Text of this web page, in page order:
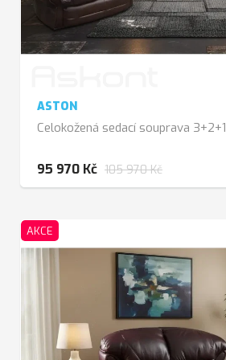
ASTON
Celokožená sedací souprava 3+2+1
95 970 Kč 105 970 Kč
AKCE